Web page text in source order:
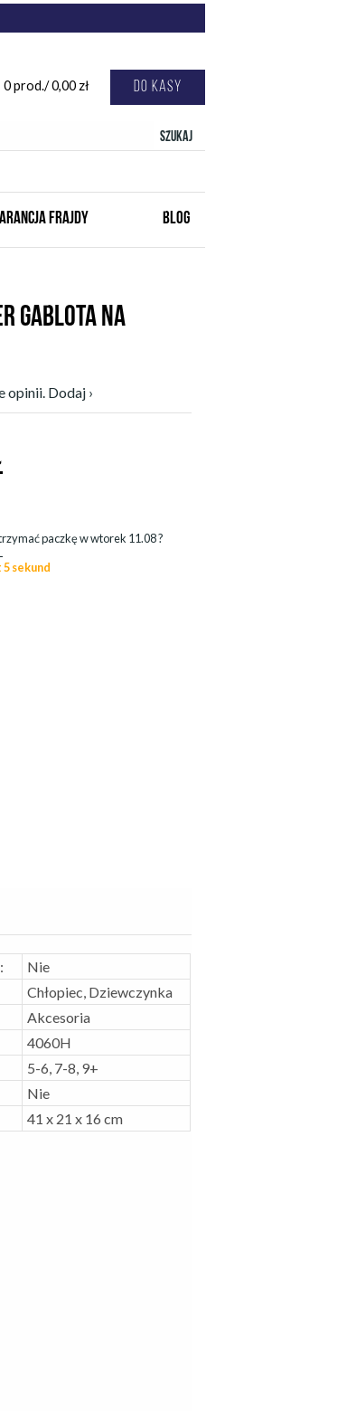
0 prod./0,00 zł Do kasy
Szukaj
FRAJDY BLOG
GABLOTA NA
opinii. Dodaj ›
paczkę wwtorek 11.08?
3 sekund
Nie
Chłopiec, Dziewczynka
Akcesoria
4060H
5-6, 7-8, 9+
Nie
41 x 21 x 16 cm